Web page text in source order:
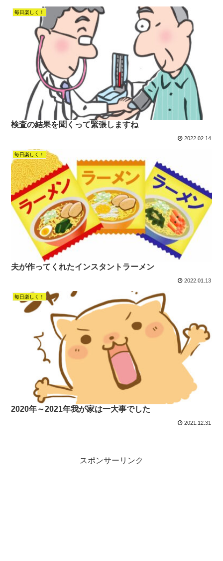
毎日楽しく！
検査の結果を聞くって緊張しますね
2022.02.14
毎日楽しく！
夫が作ってくれたインスタントラーメン
2022.01.13
毎日楽しく！
2020年～2021年我が家は一大事でした
2021.12.31
スポンサーリンク